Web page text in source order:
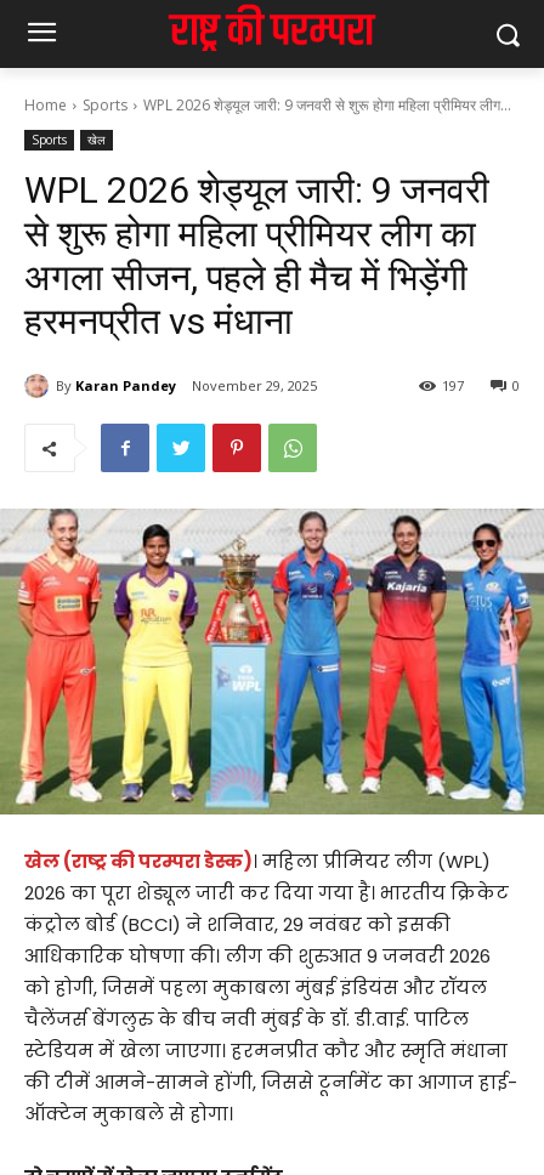
Home Sports WPL 2026 शेड्यूल जारी: 9 जनवरी से शुरू होगा महिला प्रीमियर लीग...
Sports खेल
WPL 2026 शेड्यूल जारी: 9 जनवरी
से शुरू होगा महिला प्रीमियर लीग का
अगला सीजन, पहले ही मैच में भिड़ेंगी
हरमनप्रीत vs मंधाना
By Karan Pandey November 29, 2025 0
197
खेल (राष्ट्र की परम्परा डेस्क)। महिला प्रीमियर लीग (WPL)
2026 का पूरा शेड्यूल जारी कर दिया गया है। भारतीय क्रिकेट
कंट्रोल बोर्ड (BCCI) ने शनिवार, 29 नवंबर को इसकी
आधिकारिक घोषणा की। लीग की शुरुआत 9 जनवरी 2026
को होगी, जिसमें पहला मुकाबला मुंबई इंडियंस और रॉयल
चैलेंजर्स बेंगलुरु के बीच नवी मुंबई के डॉ. डी.वाई. पाटिल
स्टेडियम में खेला जाएगा। हरमनप्रीत कौर और स्मृति मंधाना
की टीमें आमने-सामने होंगी, जिससे टूर्नामेंट का आगाज हाई-
ऑक्टेन मुकाबले से होगा।